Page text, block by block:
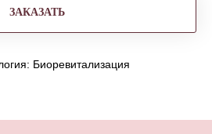
ЗАКАЗАТЬ
Биоревитализация